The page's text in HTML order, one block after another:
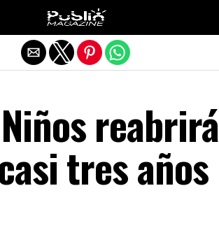
reabrirá
tres años
Salir de la versión móvil